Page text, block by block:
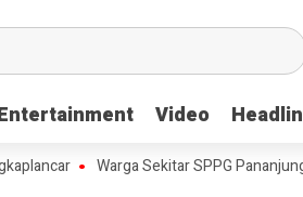
Video
Video
Warga Sekitar SPPG Pananjung Dua